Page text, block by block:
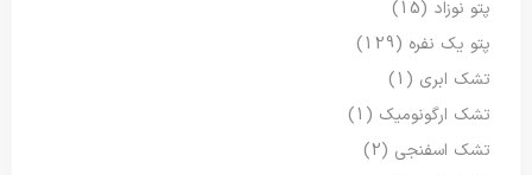
پتو نوزاد (15)
پتو یک نفره (129)
تشک ابری (1)
تشک ارگونومیک (1)
تشک اسفنجی (2)